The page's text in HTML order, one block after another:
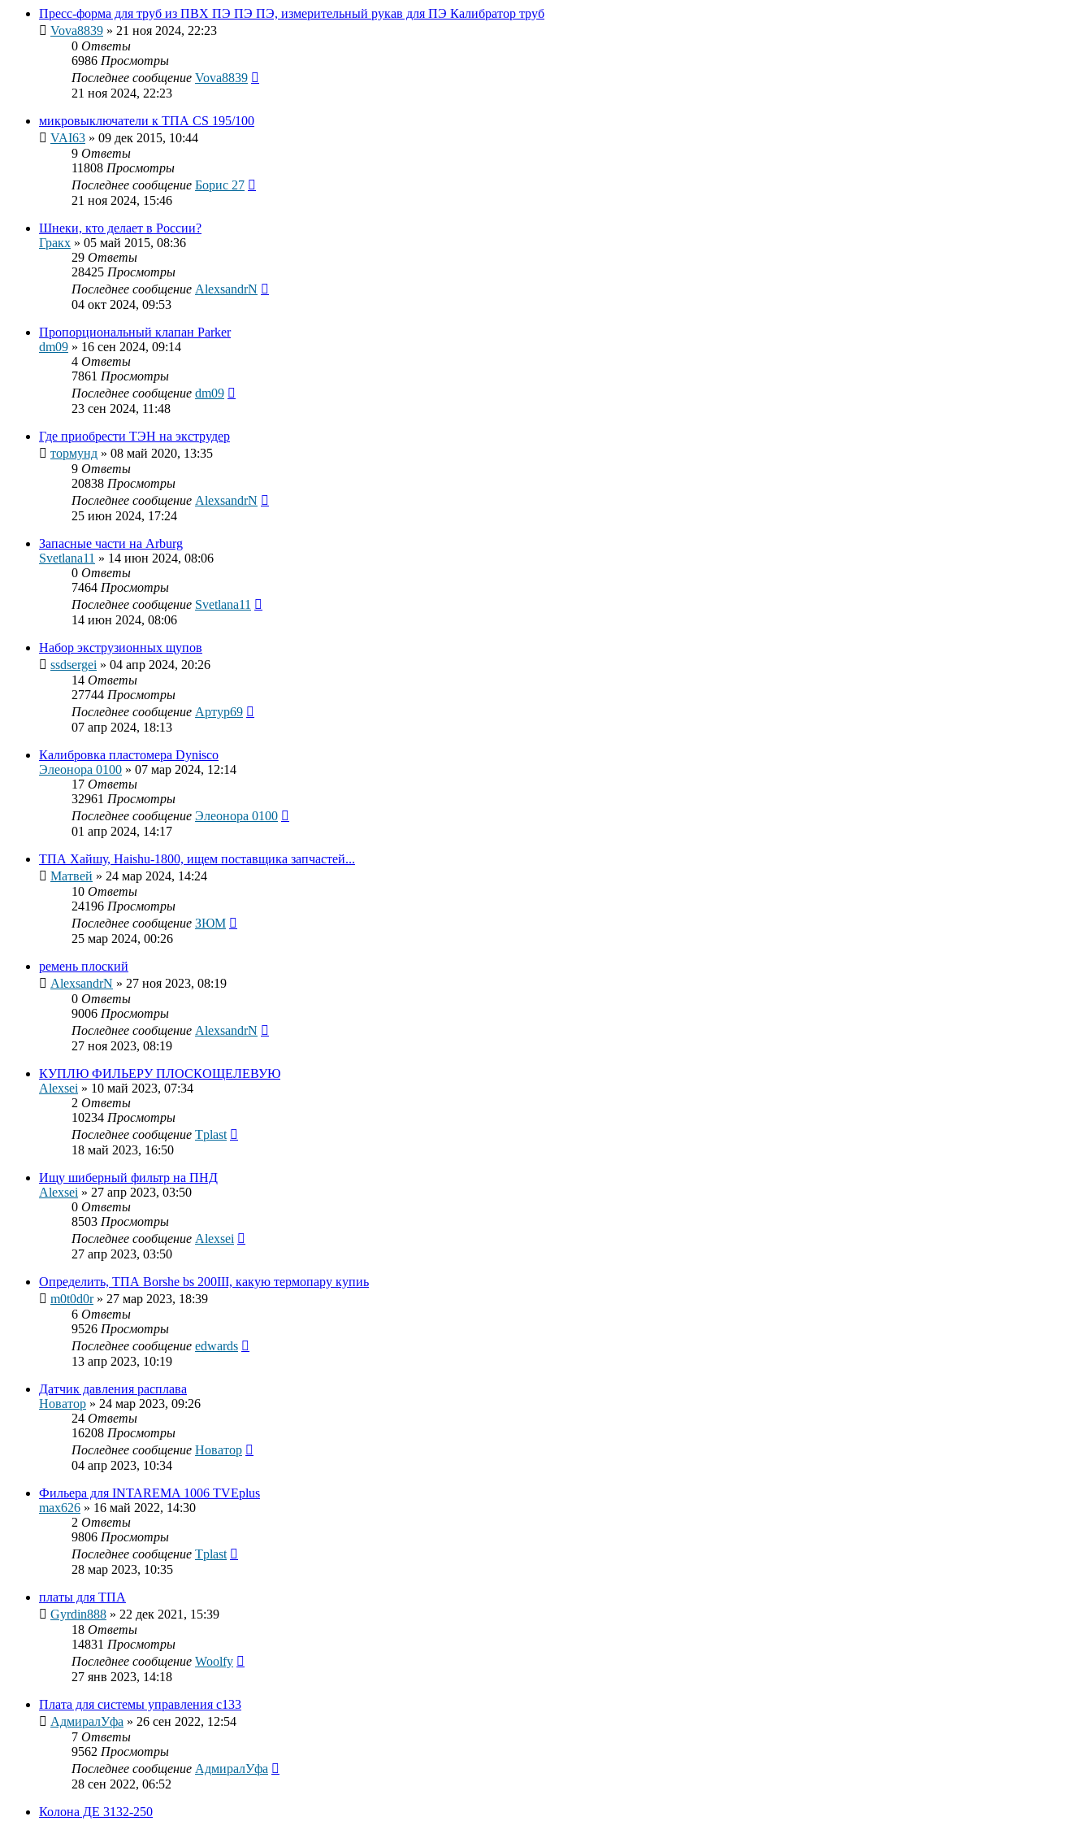
Пресс-форма для труб из ПВХ ПЭ ПЭ ПЭ, измерительный рукав для ПЭ Калибратор труб
Vova8839 » 21 ноя 2024, 22:23
0 Ответы
6986 Просмотры
Последнее сообщение Vova8839
21 ноя 2024, 22:23
микровыключатели к ТПА CS 195/100
VAI63 » 09 дек 2015, 10:44
9 Ответы
11808 Просмотры
Последнее сообщение Борис 27
21 ноя 2024, 15:46
Шнеки, кто делает в России?
Гракх » 05 май 2015, 08:36
29 Ответы
28425 Просмотры
Последнее сообщение AlexsandrN
04 окт 2024, 09:53
Пропорциональный клапан Parker
dm09 » 16 сен 2024, 09:14
4 Ответы
7861 Просмотры
Последнее сообщение dm09
23 сен 2024, 11:48
Где приобрести ТЭН на экструдер
тормунд » 08 май 2020, 13:35
9 Ответы
20838 Просмотры
Последнее сообщение AlexsandrN
25 июн 2024, 17:24
Запасные части на Arburg
Svetlana11 » 14 июн 2024, 08:06
0 Ответы
7464 Просмотры
Последнее сообщение Svetlana11
14 июн 2024, 08:06
Набор экструзионных щупов
ssdsergei » 04 апр 2024, 20:26
14 Ответы
27744 Просмотры
Последнее сообщение Артур69
07 апр 2024, 18:13
Калибровка пластомера Dynisco
Элеонора 0100 » 07 мар 2024, 12:14
17 Ответы
32961 Просмотры
Последнее сообщение Элеонора 0100
01 апр 2024, 14:17
ТПА Хайшу, Haishu-1800, ищем поставщика запчастей...
Матвей » 24 мар 2024, 14:24
10 Ответы
24196 Просмотры
Последнее сообщение ЗЮМ
25 мар 2024, 00:26
ремень плоский
AlexsandrN » 27 ноя 2023, 08:19
0 Ответы
9006 Просмотры
Последнее сообщение AlexsandrN
27 ноя 2023, 08:19
КУПЛЮ ФИЛЬЕРУ ПЛОСКОЩЕЛЕВУЮ
Alexsei » 10 май 2023, 07:34
2 Ответы
10234 Просмотры
Последнее сообщение Tplast
18 май 2023, 16:50
Ищу шиберный фильтр на ПНД
Alexsei » 27 апр 2023, 03:50
0 Ответы
8503 Просмотры
Последнее сообщение Alexsei
27 апр 2023, 03:50
Определить, ТПА Borshe bs 200III, какую термопару купиь
m0t0d0r» 27 мар 2023, 18:39
6 Ответы
9526 Просмотры
Последнее сообщение edwards
13 апр 2023, 10:19
Датчик давления расплава
Новатор » 24 мар 2023, 09:26
24 Ответы
16208 Просмотры
Последнее сообщение Новатор
04 апр 2023, 10:34
Фильера для INTAREMA 1006 TVEplus
max626 » 16 май 2022, 14:30
2 Ответы
9806 Просмотры
Последнее сообщение Tplast
28 мар 2023, 10:35
платы для ТПА
Gyrdin888 » 22 дек 2021, 15:39
18 Ответы
14831 Просмотры
Последнее сообщение Woolfy
27 янв 2023, 14:18
Плата для системы управления с133
АдмиралУфа » 26 сен 2022, 12:54
7 Ответы
9562 Просмотры
Последнее сообщение АдмиралУфа
28 сен 2022, 06:52
Колона ДЕ 3132-250